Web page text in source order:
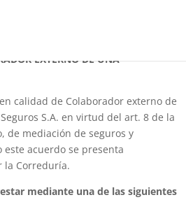
la correduría de seguros y los
EXTERNO DE UNA
calidad de Colaborador externo de
S.A. en virtud del art. 8 de la
de mediación de seguros y
este acuerdo se presenta
la Correduría.
mediante una de las siguientes